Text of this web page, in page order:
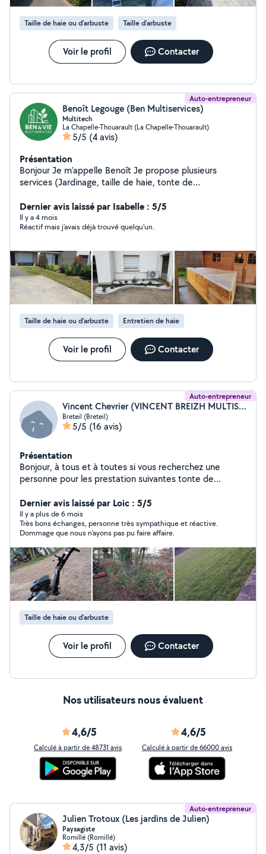
Taille de haie ou d'arbuste Taille d'arbuste
Voir le profil Contacter
Auto-entrepreneur
Benoît Legouge (Ben Multiservices)
Multitech
La Chapelle-Thouarault (La Chapelle-Thouarault)
5/5 (4 avis)
Présentation
Bonjour Je m'appelle Benoît Je propose plusieurs
services (Jardinage, taille de haie, tonte de
Dernier avis laissé par Isabelle : 5/5
Il y a 4 mois
Réactif mais j’avais déjà trouvé quelqu’un.
Taille de haie ou d'arbuste Entretien de haie
Voir le profil Contacter
Auto-entrepreneur
Vincent Chevrier (VINCENT BREIZH MULTISERVICES)
Breteil (Breteil)
5/5 (16 avis)
Présentation
Bonjour, à tous et à toutes si vous recherchez une
personne pour les prestation suivantes tonte de
propre d'un terrain avec des ronces ou des herbes
hautes ou autre prestation n'hésitez pas a me contacter
pour avoir un devis. Cordialement. Bonne journée.
Possibilité de payement en cesu
Dernier avis laissé par Loic : 5/5
Il y a plus de 6 mois
Très bons échanges, personne très sympathique et réactive.
Dommage que nous n'ayons pas pu faire affaire.
Taille de haie ou d'arbuste
Voir le profil Contacter
Nos utilisateurs nous évaluent
4,6/5
Calculé à partir de 48731 avis
4,6/5
Calculé à partir de 66000 avis
Auto-entrepreneur
Julien Trotoux (Les jardins de Julien)
Paysagiste
Romillé (Romillé)
4,3/5 (11 avis)